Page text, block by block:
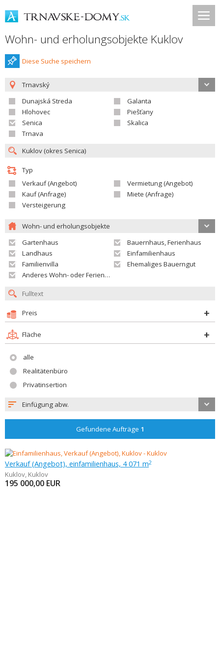
Wohn- und erholungsobjekte Kuklov
Diese Suche speichern
Trnavský
Dunajská Streda
Galanta
Hlohovec
Piešťany
Senica
Skalica
Trnava
Typ
Verkauf (Angebot)
Vermietung (Angebot)
Kauf (Anfrage)
Miete (Anfrage)
Versteigerung
Wohn- und erholungsobjekte
Gartenhaus
Bauernhaus, Ferienhaus
Landhaus
Einfamilienhaus
Familienvilla
Ehemaliges Bauerngut
Anderes Wohn- oder Ferienobjekt
Preis
Fläche
alle
Realitätenbüro
Privatinsertion
Einfügung abw.
Gefundene Aufträge 1
Verkauf (Angebot), einfamilienhaus, 4 071 m2
Kuklov, Kuklov
195 000,00 EUR